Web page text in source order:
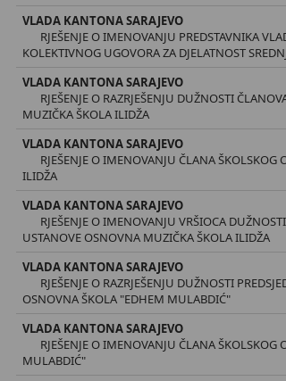
VLADA KANTONA SARAJEVO
RJEŠENJE O IMENOVANJU PREDSTAVNIKA
KOLEKTIVNOG UGOVORA ZA DJELATNOST
VLADA KANTONA SARAJEVO
RJEŠENJE O RAZRJEŠENJU DUŽNOSTI
MUZIČKA ŠKOLA ILIDŽA
VLADA KANTONA SARAJEVO
RJEŠENJE O IMENOVANJU ČLANA
ILIDŽA
VLADA KANTONA SARAJEVO
RJEŠENJE O IMENOVANJU VRŠIOCA
USTANOVE OSNOVNA MUZIČKA ŠKOLA ILIDŽA
VLADA KANTONA SARAJEVO
RJEŠENJE O RAZRJEŠENJU DUŽNOSTI
OSNOVNA ŠKOLA "EDHEM MULABDIĆ"
VLADA KANTONA SARAJEVO
RJEŠENJE O IMENOVANJU ČLANA
MULABDIĆ"